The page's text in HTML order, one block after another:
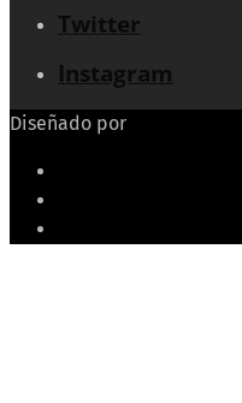
Twitter
Instagram
Diseñado por